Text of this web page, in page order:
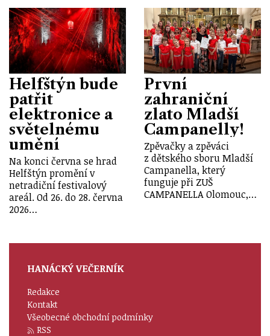
Helfštýn bude
patřit
elektronice a
světelnému
umění
Na konci června se hrad
Helfštýn promění v
netradiční festivalový
areál. Od 26. do 28. června
2026…
První
zahraniční
zlato Mladší
Campanelly!
Zpěvačky a zpěváci
z dětského sboru Mladší
Campanella, který
funguje při ZUŠ
CAMPANELLA Olomouc,…
HANÁCKÝ VEČERNÍK
Redakce
Kontakt
Všeobecné obchodní podmínky
RSS